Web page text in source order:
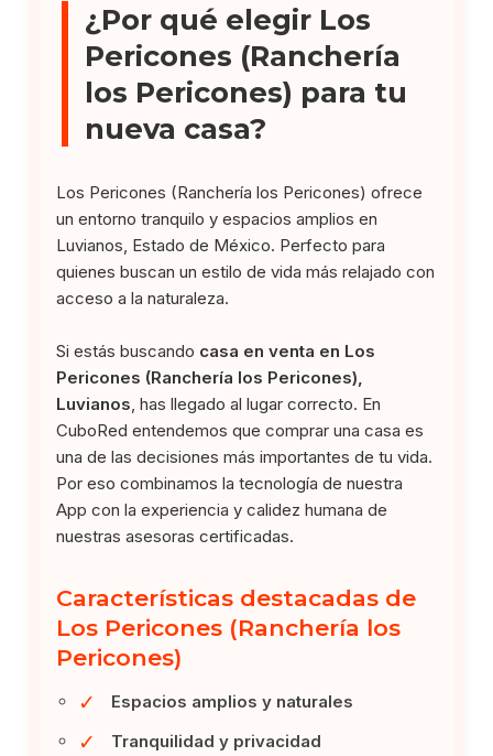
¿Por qué elegir Los
Pericones (Ranchería
los Pericones) para tu
nueva casa?
Los Pericones (Ranchería los Pericones) ofrece
un entorno tranquilo y espacios amplios en
Luvianos, Estado de México. Perfecto para
quienes buscan un estilo de vida más relajado con
acceso a la naturaleza.
Si estás buscando casa en venta en Los
Pericones (Ranchería los Pericones),
Luvianos , has llegado al lugar correcto. En
CuboRed entendemos que comprar una casa es
una de las decisiones más importantes de tu vida.
Por eso combinamos la tecnología de nuestra
App con la experiencia y calidez humana de
nuestras asesoras certificadas.
Características destacadas de
Los Pericones (Ranchería los
Pericones)
✓ Espacios amplios y naturales
✓ Tranquilidad y privacidad